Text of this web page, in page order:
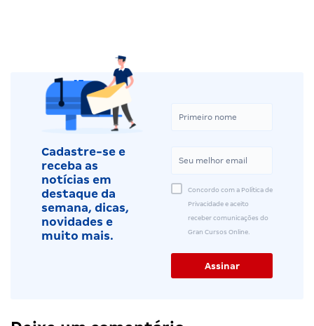
Cadastre-se e
receba as
notícias em
destaque da
semana, dicas,
novidades e
muito mais.
Concordo com a Política de
Privacidade e aceito
receber comunicações do
Gran Cursos Online.